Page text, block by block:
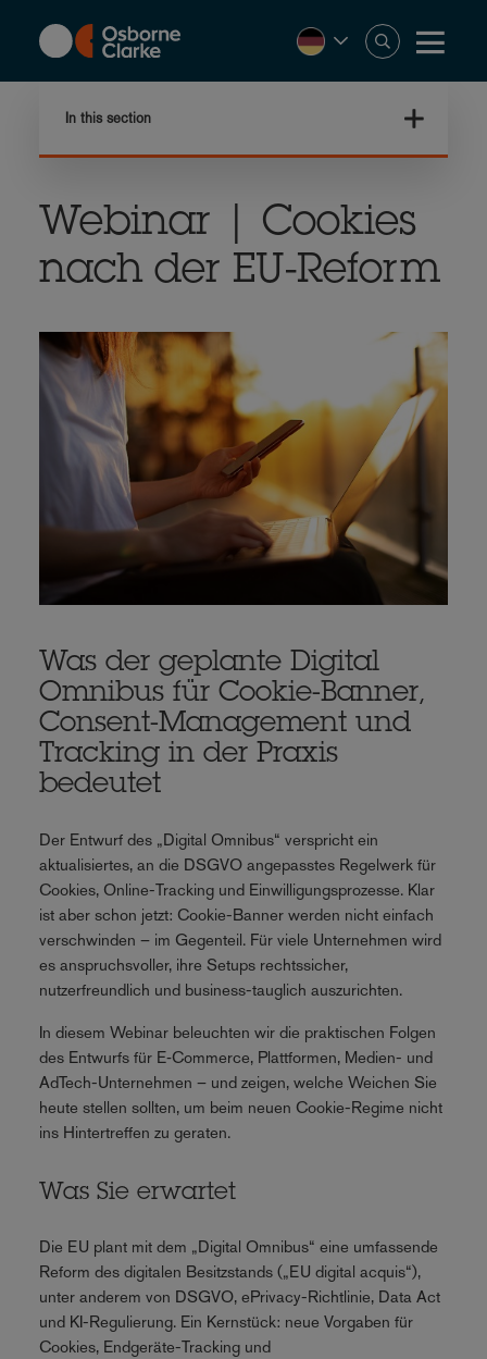
content
In this section
Webinar | Cookies
nach der EU-Reform
Was der geplante Digital
Omnibus für Cookie-Banner,
Consent-Management und
Tracking in der Praxis
bedeutet
Der Entwurf des „Digital Omnibus“ verspricht ein
aktualisiertes, an die DSGVO angepasstes Regelwerk für
Cookies, Online-Tracking und Einwilligungsprozesse. Klar
ist aber schon jetzt: Cookie-Banner werden nicht einfach
verschwinden – im Gegenteil. Für viele Unternehmen wird
es anspruchsvoller, ihre Setups rechtssicher,
nutzerfreundlich und business-tauglich auszurichten.
In diesem Webinar beleuchten wir die praktischen Folgen
des Entwurfs für E‑Commerce, Plattformen, Medien- und
AdTech-Unternehmen – und zeigen, welche Weichen Sie
heute stellen sollten, um beim neuen Cookie-Regime nicht
ins Hintertreffen zu geraten.
Was Sie erwartet
Die EU plant mit dem „Digital Omnibus“ eine umfassende
Reform des digitalen Besitzstands („EU digital acquis“),
unter anderem von DSGVO, ePrivacy-Richtlinie, Data Act
und KI-Regulierung. Ein Kernstück: neue Vorgaben für
Cookies, Endgeräte-Tracking und